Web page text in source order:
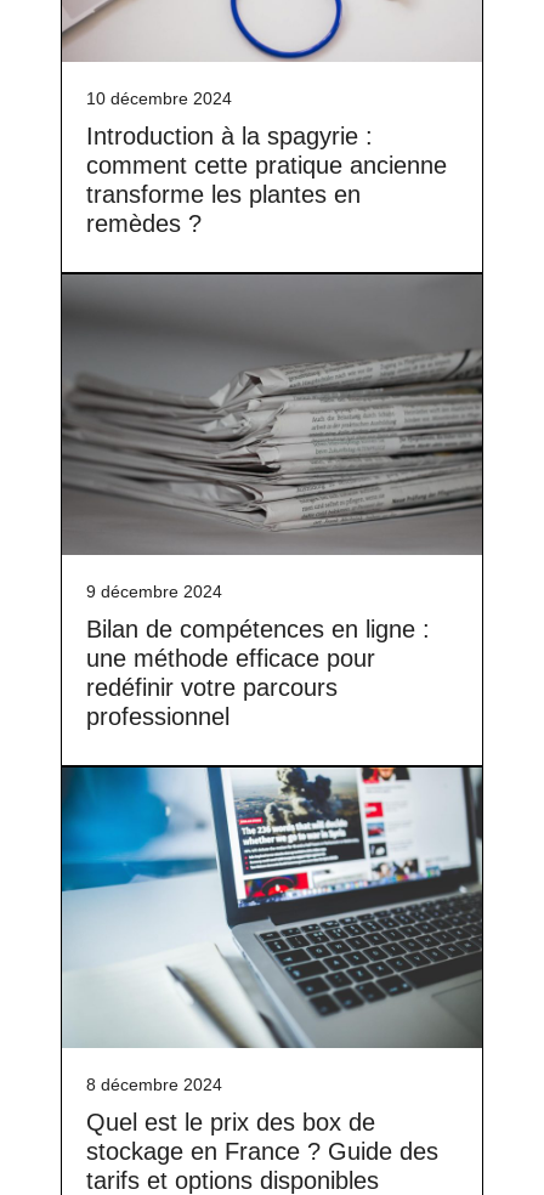
10 décembre 2024
Introduction à la spagyrie :
comment cette pratique ancienne
transforme les plantes en
remèdes ?
9 décembre 2024
Bilan de compétences en ligne :
une méthode efficace pour
redéfinir votre parcours
professionnel
8 décembre 2024
Quel est le prix des box de
stockage en France ? Guide des
tarifs et options disponibles